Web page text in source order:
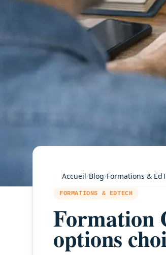
Accueil/Blog/Formations &
FORMATIONS & EDTECH
Formation
options